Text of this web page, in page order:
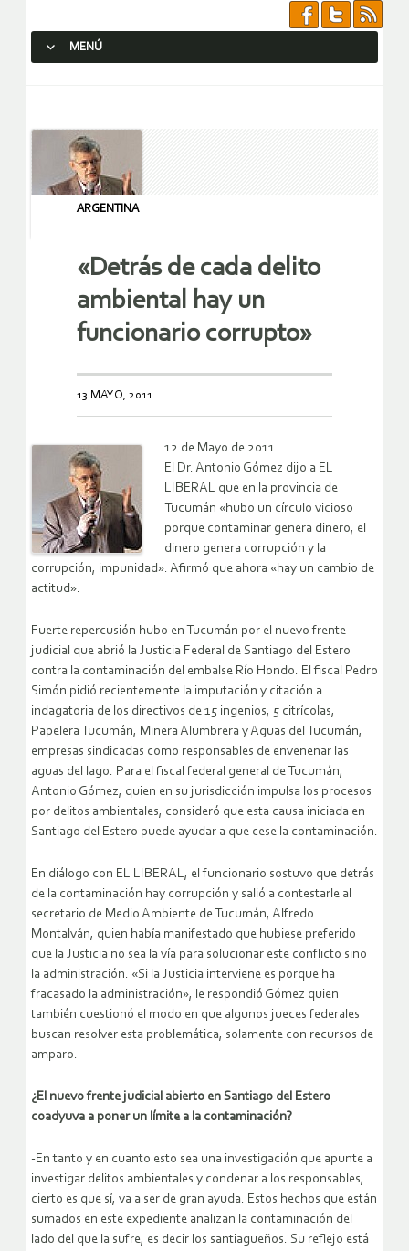
MENÚ
ARGENTINA
«Detrás de cada delito
ambiental hay un
funcionario corrupto»
13 MAYO, 2011
12 de Mayo de 2011
El Dr. Antonio Gómez dijo a EL
LIBERAL que en la provincia de
Tucumán «hubo un círculo vicioso
porque contaminar genera dinero, el
dinero genera corrupción y la
corrupción, impunidad». Afirmó que ahora «hay un cambio de
actitud».
Fuerte repercusión hubo en Tucumán por el nuevo frente
judicial que abrió la Justicia Federal de Santiago del Estero
contra la contaminación del embalse Río Hondo. El fiscal Pedro
Simón pidió recientemente la imputación y citación a
indagatoria de los directivos de 15 ingenios, 5 citrícolas,
Papelera Tucumán, Minera Alumbrera y Aguas del Tucumán,
empresas sindicadas como responsables de envenenar las
aguas del lago. Para el fiscal federal general de Tucumán,
Antonio Gómez, quien en su jurisdicción impulsa los procesos
por delitos ambientales, consideró que esta causa iniciada en
Santiago del Estero puede ayudar a que cese la contaminación.
En diálogo con EL LIBERAL, el funcionario sostuvo que detrás
de la contaminación hay corrupción y salió a contestarle al
secretario de Medio Ambiente de Tucumán, Alfredo
Montalván, quien había manifestado que hubiese preferido
que la Justicia no sea la vía para solucionar este conflicto sino
la administración. «Si la Justicia interviene es porque ha
fracasado la administración», le respondió Gómez quien
también cuestionó el modo en que algunos jueces federales
buscan resolver esta problemática, solamente con recursos de
amparo.
¿El nuevo frente judicial abierto en Santiago del Estero
coadyuva a poner un límite a la contaminación?
-En tanto y en cuanto esto sea una investigación que apunte a
investigar delitos ambientales y condenar a los responsables,
cierto es que sí, va a ser de gran ayuda. Estos hechos que están
sumados en este expediente analizan la contaminación del
lado del que la sufre, es decir los santiagueños. Su reflejo está